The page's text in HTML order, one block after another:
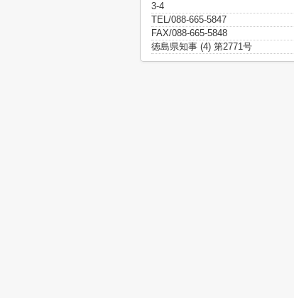
3-4
TEL/088-665-5847
FAX/088-665-5848
徳島県知事 (4) 第2771号